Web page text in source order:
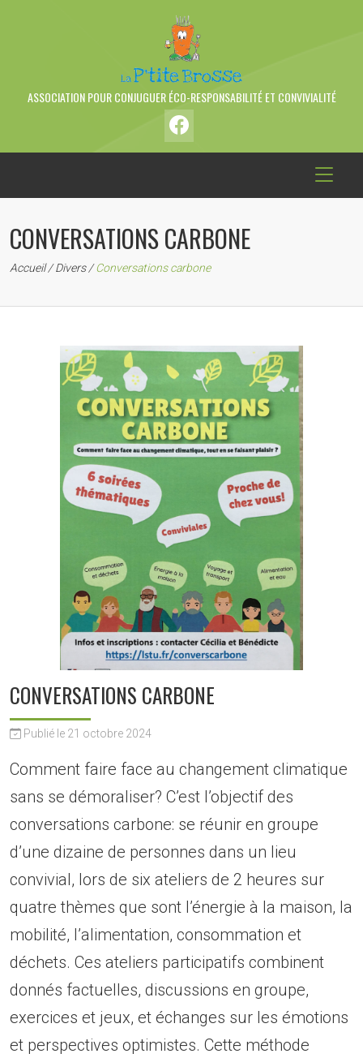
ASSOCIATION POUR CONJUGUER ÉCO-RESPONSABILITÉ ET CONVIVIALITÉ
CONVERSATIONS CARBONE
Accueil/ Divers/Conversations carbone
CONVERSATIONS CARBONE
Publié le 21 octobre 2024
Comment faire face au changement climatique
sans se démoraliser? C’est l’objectif des
conversations carbone: se réunir en groupe
d’une dizaine de personnes dans un lieu
convivial, lors de six ateliers de 2 heures sur
quatre thèmes que sont l’énergie à la maison, la
mobilité, l’alimentation, consommation et
déchets. Ces ateliers participatifs combinent
donnés factuelles, discussions en groupe,
exercices et jeux, et échanges sur les émotions
et perspectives optimistes. Cette méthode